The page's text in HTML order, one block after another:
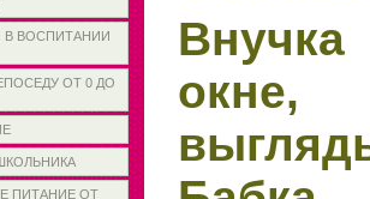
ВОСПИТАНИИ
ОТ 0 ДО
ПИТАНИЕ ОТ